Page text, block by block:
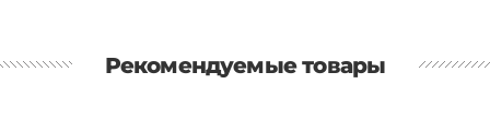
Рекомендуемые товары